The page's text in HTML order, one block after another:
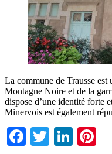
La commune de Trausse
Montagne Noire et de la
dispose d’une identité forte
Minervois est également
Facebook
Twitter